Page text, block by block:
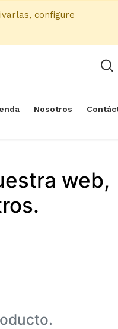
configure
Nosotros
web,